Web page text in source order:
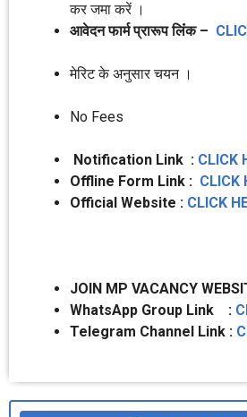
कर जमा करें ।
आवेदन फार्म प्रारूप लिंंक –
मेरिट के अनुसार चयन ।
No Fees
Notification Link : CLICK
Offline Form Link : CLICK
Official Website : CLICK
JOIN MP VACANCY
WhatsApp Group Link :
Telegram Channel Link :